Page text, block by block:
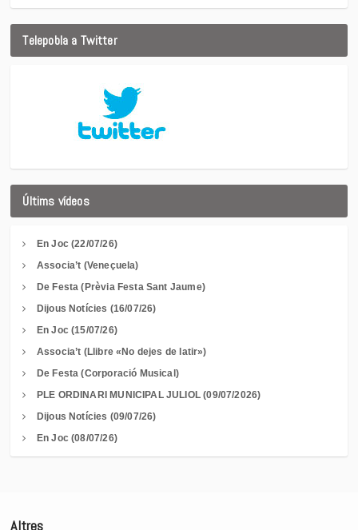
Telepobla a Twitter
Últims vídeos
En Joc (22/07/26)
Associa’t (Veneçuela)
De Festa (Prèvia Festa Sant Jaume)
Dijous Notícies (16/07/26)
En Joc (15/07/26)
Associa’t (Llibre «No dejes de latir»)
De Festa (Corporació Musical)
PLE ORDINARI MUNICIPAL JULIOL (09/07/2026)
Dijous Notícies (09/07/26)
En Joc (08/07/26)
Altres